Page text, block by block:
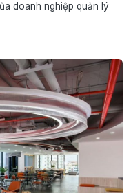
doanh nghiệp quản lý